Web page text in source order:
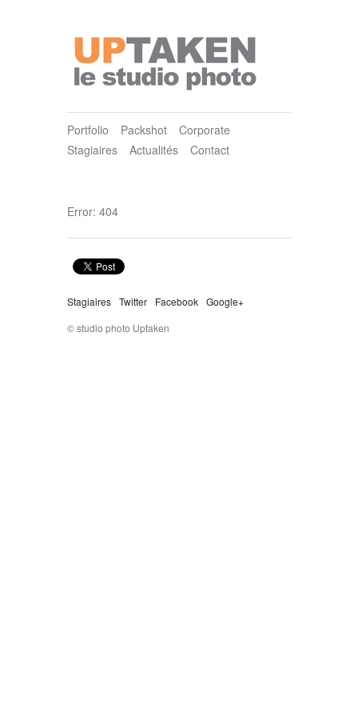
Portfolio Packshot
Corporate
Stagiaires
Actualités Contact
Error: 404
Stagiaires Twitter Facebook Google+
© studio photo Uptaken